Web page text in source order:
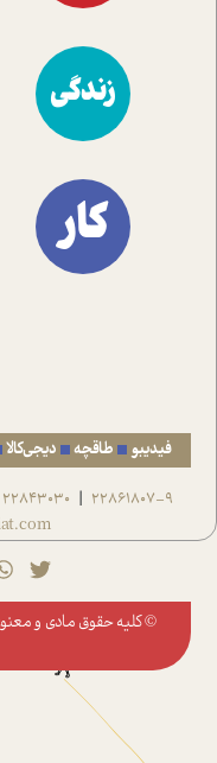
زندگی
کار
فیدیبو طاقچه دیجی‌کالا
22861807-9
|
22843030
© کلیه حقوق مادی و